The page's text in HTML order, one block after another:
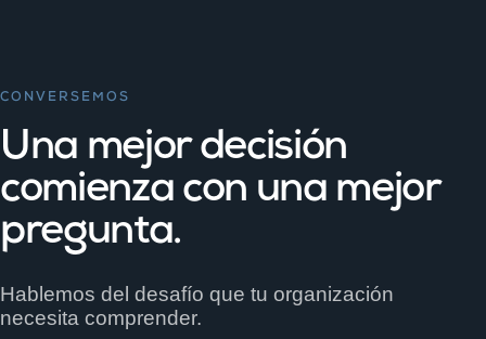
CONVERSEMOS
Una mejor decisión
comienza con una mejor
pregunta.
Hablemos del desafío que tu organización
necesita comprender.